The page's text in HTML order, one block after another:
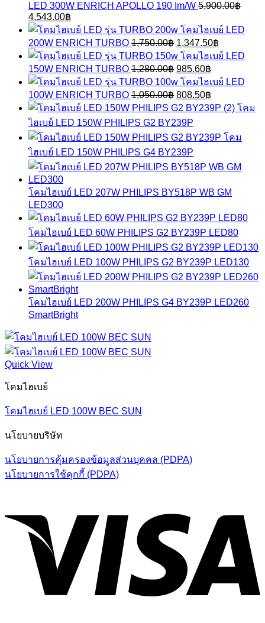
LED 300W ENRICH APOLLO 190 Im/W 5,900.00฿
Original
price
was:
5,900.00฿.
4,543.00฿
price
is:
4,543.00฿.
โคมไฮเบย์ LED
200W ENRICH TURBO 1,750.00฿ Original
price
was:
1,750.00฿.
1,347.50฿
price
is:
1,347.50฿.
โคมไฮเบย์ LED
150W ENRICH TURBO 1,280.00฿ Original
price
was:
1,280.00฿.
985.60฿
price
is:
985.60฿.
โคมไฮเบย์ LED
100W ENRICH TURBO 1,050.00฿ Original
price
was:
1,050.00฿.
808.50฿
price
is:
โคม
ไฮเบย์ LED 150W PHILIPS G2 BY239P
โคม
ไฮเบย์ LED 150W PHILIPS G4 BY239P
โคมไฮเบย์ LED 207W PHILIPS BY518P WB GM
LED300
โคมไฮเบย์ LED 60W PHILIPS G2 BY239P LED80
โคมไฮเบย์ LED 100W PHILIPS G2 BY239P LED130
โคมไฮเบย์ LED 200W PHILIPS G4 BY239P LED260
SmartBright
Quick View
โคมไฮเบย์
โคมไฮเบย์ LED 100W BEC SUN
นโยบายบริษัท
นโยบายการคุ้มครองข้อมูลส่วนบุคคล (PDPA)
นโยบายการใช้คุกกี้ (PDPA)